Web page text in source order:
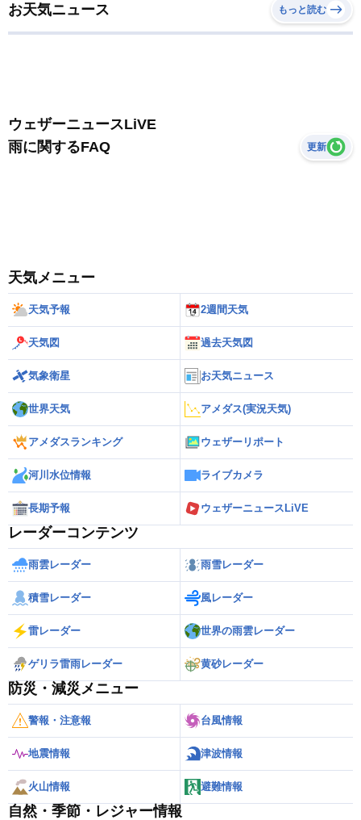
お天気ニュース もっと読む
ウェザーニュースLiVE
雨に関するFAQ
更新
天気メニュー
天気予報 2週間天気
天気図 過去天気図
気象衛星 お天気ニュース
世界天気 アメダス(実況天気)
アメダスランキング ウェザーリポート
河川水位情報 ライブカメラ
長期予報 ウェザーニュースLiVE
レーダーコンテンツ
雨雲レーダー 雨雪レーダー
積雪レーダー 風レーダー
雷レーダー 世界の雨雲レーダー
ゲリラ雷雨レーダー 黄砂レーダー
防災・減災メニュー
警報・注意報 台風情報
地震情報 津波情報
火山情報 避難情報
自然・季節・レジャー情報